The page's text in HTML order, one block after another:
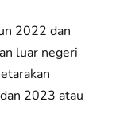
2022 dan
luar negeri
2023 atau